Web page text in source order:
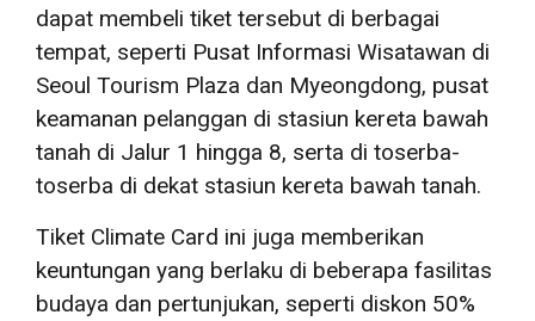
dapat membeli tiket tersebut di berbagai
tempat, seperti Pusat Informasi Wisatawan di
Seoul Tourism Plaza dan Myeongdong, pusat
keamanan pelanggan di stasiun kereta bawah
tanah di Jalur 1 hingga 8, serta di toserba-
toserba di dekat stasiun kereta bawah tanah.
Tiket Climate Card ini juga memberikan
keuntungan yang berlaku di beberapa fasilitas
budaya dan pertunjukan, seperti diskon 50%